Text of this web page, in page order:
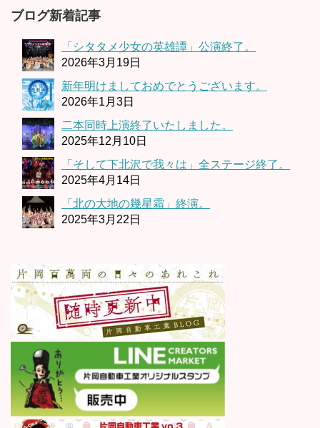
ブログ新着記事
「シタタメ少女の英雄譚」公演終了。
2026年3月19日
新年明けましておめでとうございます。
2026年1月3日
二本同時上演終了いたしました。
2025年12月10日
「そして下北沢で我々は」全ステージ終了。
2025年4月14日
「北の大地の幾星霜」終演。
2025年3月22日